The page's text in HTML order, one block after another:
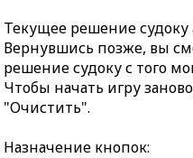
Текущее решение судоку
Вернувшись позже, вы
решение судоку с того
Чтобы начать игру
"Очистить".
Назначение кнопок: